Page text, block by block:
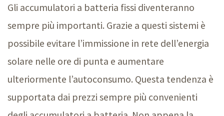
Gli accumulatori a batteria fissi diventeranno
sempre più importanti. Grazie a questi sistemi è
possibile evitare l’immissione in rete dell’energia
solare nelle ore di punta e aumentare
ulteriormente l’autoconsumo. Questa tendenza è
supportata dai prezzi sempre più convenienti